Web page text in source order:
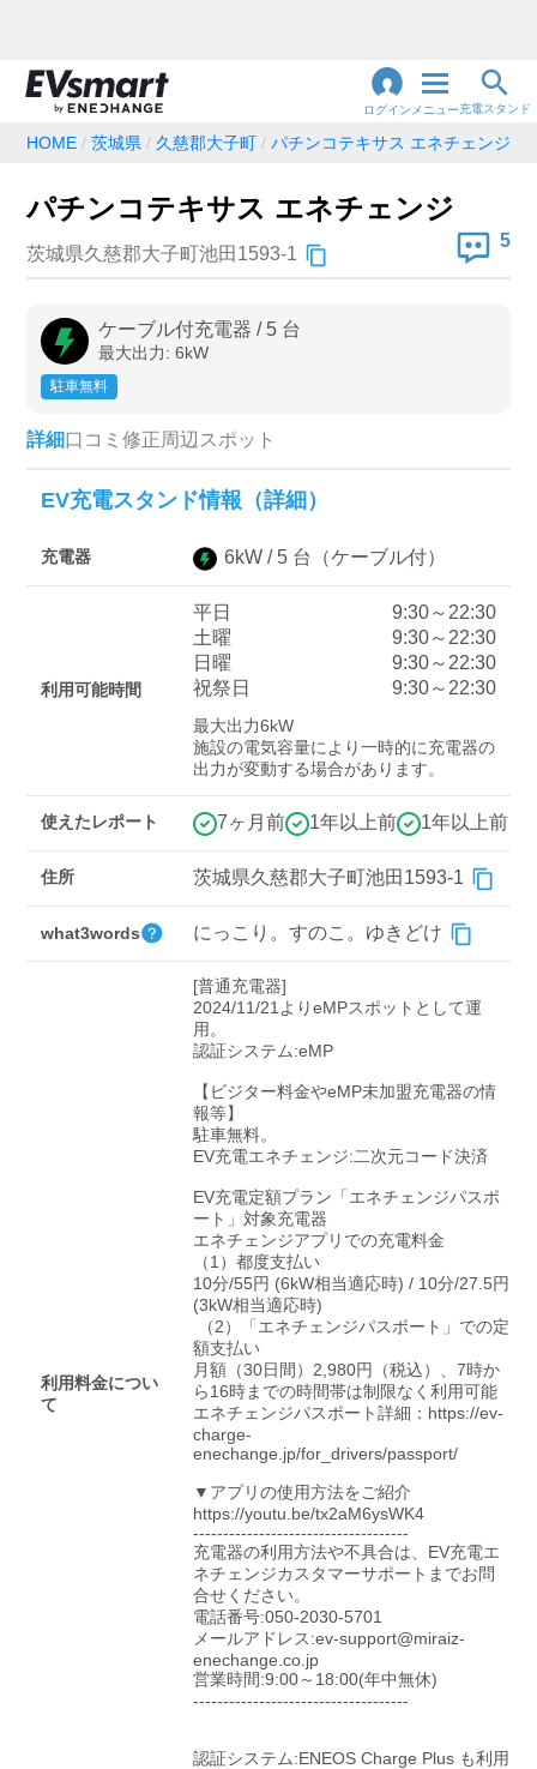
ログイン メニュー充電スタンド
地名・観光スポット・住所で検索
充電器の種類
急速充電器のみ表示
高速道路上のみ表示
認証システム
三菱ディーラーを表示
日産ディーラーを表示
中速-20kW-以上 急速-44kW-以上
HOME 茨城県 久慈郡大子町 パチンコテキサス エネチェンジ
パチンコテキサス エネチェンジ
茨城県久慈郡大子町池田1593-1
5
ケーブル付充電器 / 5 台
最大出力: 6kW
駐車無料
詳細口コミ 修正周辺スポット
EV充電スタンド情報（詳細）
充電器 6kW / 5 台 （ケーブル付）
利用可能時間
平日
9:30～22:30
土曜
9:30～22:30
日曜
9:30～22:30
祝祭日
9:30～22:30
最大出力6kW
施設の電気容量により一時的に充電器の
出力が変動する場合があります。
使えたレポート 7ヶ月前 1年以上前 1年以上前
住所 茨城県久慈郡大子町池田1593-1
what3words にっこり。すのこ。ゆきどけ
利用料金につい
て
[普通充電器]
2024/11/21よりeMPスポットとして運
用。
認証システム:eMP
【ビジター料金やeMP未加盟充電器の情
報等】
駐車無料。
EV充電エネチェンジ:二次元コード決済
EV充電定額プラン「エネチェンジパスポ
ート」対象充電器
エネチェンジアプリでの充電料金
（1）都度支払い
10分/55円 (6kW相当適応時) / 10分/27.5円
(3kW相当適応時)
額支払い
月額（30日間）2,980円（税込）、7時か
ら16時までの時間帯は制限なく利用可能
エネチェンジパスポート詳細：https://ev-
charge-
enechange.jp/for_drivers/passport/
▼アプリの使用方法をご紹介
https://youtu.be/tx2aM6ysWK4
------------------------------------
充電器の利用方法や不具合は、EV充電エ
ネチェンジカスタマーサポートまでお問
合せください。
電話番号:050-2030-5701
メールアドレス:ev-support@miraiz-
enechange.co.jp
営業時間:9:00～18:00(年中無休)
------------------------------------
認証システム:ENEOS Charge Plus も利用